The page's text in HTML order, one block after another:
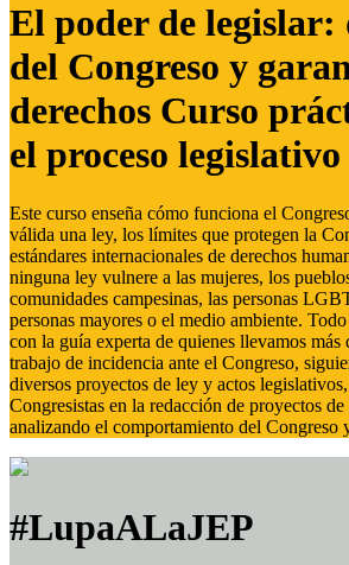
El poder de legislar:
del Congreso y
derechos Curso
el proceso legislativo
Este curso enseña cómo funciona el
válida una ley, los límites que protegen la
estándares internacionales de derechos
ninguna ley vulnere a las mujeres, los
comunidades campesinas, las personas
personas mayores o el medio ambiente. Todo
con la guía experta de quienes llevamos más
trabajo de incidencia ante el Congreso,
diversos proyectos de ley y actos
Congresistas en la redacción de proyectos
analizando el comportamiento del Congreso
#LupaALaJEP